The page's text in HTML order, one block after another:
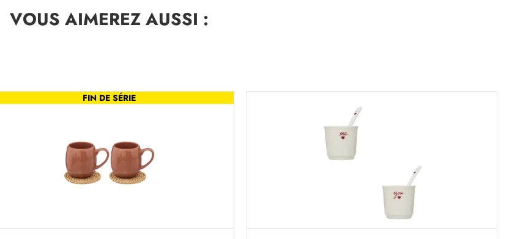
VOUS AIMEREZAUSSI :
FIN DE SÉRIE